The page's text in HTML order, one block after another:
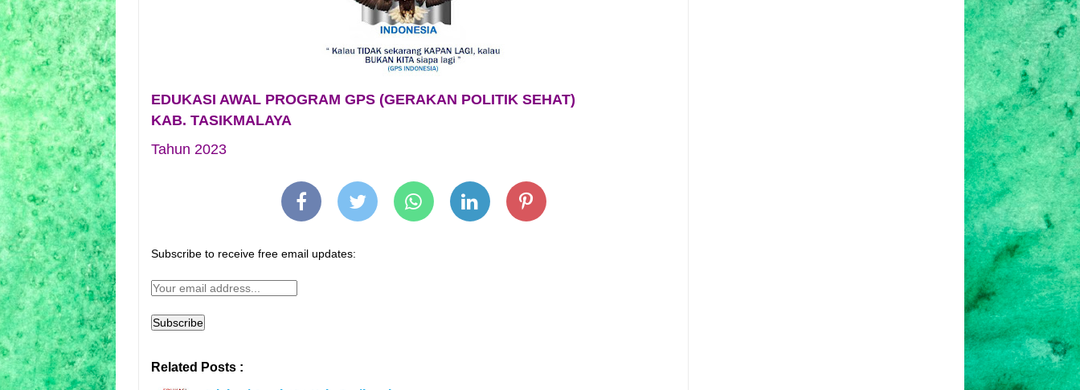
EDUKASI AWAL PROGRAM GPS (GERAKAN POLITIK SEHAT)
KAB. TASIKMALAYA
Tahun 2023
Subscribe to receive free email updates:
Related Posts :